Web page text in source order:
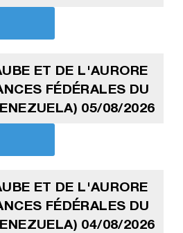
ET DE L'AURORE
FÉDÉRALES DU
05/08/2026
ET DE L'AURORE
FÉDÉRALES DU
04/08/2026